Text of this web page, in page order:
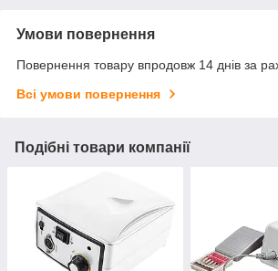
Умови повернення
Повернення товару впродовж 14 днів за
Всі умови повернення
Подібні товари компанії